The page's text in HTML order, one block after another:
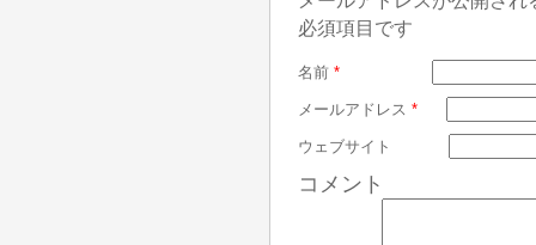
必須項目です
名前 *
メールアドレス *
ウェブサイト
コメント